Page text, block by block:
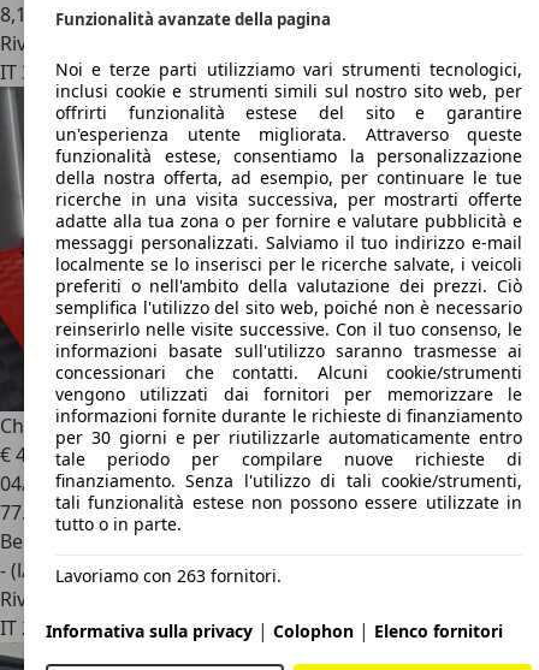
8,1 l/100 km (comb.)
Rivenditore
IT 36010Cogollo Del Cengio - Vicenza - Vi
Chevrolet Camaro5th Gen 3.6 V6 BumbleeBee Edition
€ 42.200
04/2012
77.000 km
Benzina
- (l/100 km)
Rivenditore
IT 21020Bodio Lomnago - Varese - Va
Funzionalità avanzate della pagina
Noi e terze parti utilizziamo vari strumenti tecnologici,
inclusi cookie e strumenti simili sul nostro sito web, per
offrirti funzionalità estese del sito e garantire
un'esperienza utente migliorata. Attraverso queste
funzionalità estese, consentiamo la personalizzazione
della nostra offerta, ad esempio, per continuare le tue
ricerche in una visita successiva, per mostrarti offerte
adatte alla tua zona o per fornire e valutare pubblicità e
messaggi personalizzati. Salviamo il tuo indirizzo e-mail
localmente se lo inserisci per le ricerche salvate, i veicoli
preferiti o nell'ambito della valutazione dei prezzi. Ciò
semplifica l'utilizzo del sito web, poiché non è necessario
reinserirlo nelle visite successive. Con il tuo consenso, le
informazioni basate sull'utilizzo saranno trasmesse ai
concessionari che contatti. Alcuni cookie/strumenti
vengono utilizzati dai fornitori per memorizzare le
informazioni fornite durante le richieste di finanziamento
per 30 giorni e per riutilizzarle automaticamente entro
tale periodo per compilare nuove richieste di
finanziamento. Senza l'utilizzo di tali cookie/strumenti,
tali funzionalità estese non possono essere utilizzate in
tutto o in parte.
Lavoriamo con 263 fornitori.
Informativa sulla privacy | Colophon | Elenco fornitori